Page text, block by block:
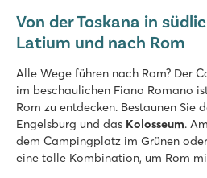
Von der Toskana in
Latium und nach Rom
Alle Wege führen nach Rom? Der
im beschaulichen Fiano Romano
Rom zu entdecken. Bestaunen Sie
Engelsburg und das Kolosseum.
dem Campingplatz im Grünen
eine tolle Kombination, um Rom